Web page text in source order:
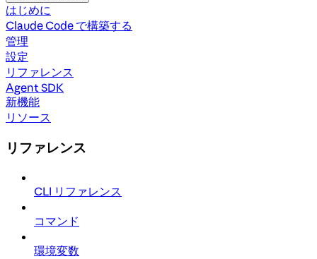
はじめに
Claude Code で構築する
管理
設定
リファレンス
Agent SDK
新機能
リソース
リファレンス
CLI リファレンス
コマンド
環境変数